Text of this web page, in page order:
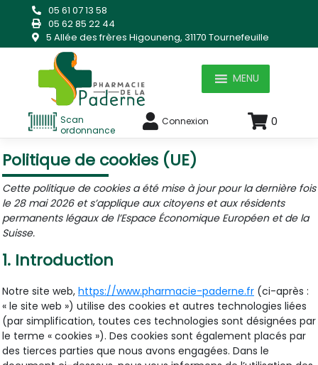
05 61 07 13 58
05 62 85 22 44
5 Allée des frères Higouneng, 31170 Tournefeuille
MENU
Scan
ordonnance
Connexion 0
Politique de cookies (UE)
Cette politique de cookies a été mise à jour pour la dernière fois
le 28 mai 2026 et s’applique aux citoyens et aux résidents
permanents légaux de l’Espace Économique Européen et de la
Suisse.
1. Introduction
Notre site web, https://www.pharmacie-paderne.fr (ci-après :
« le site web ») utilise des cookies et autres technologies liées
(par simplification, toutes ces technologies sont désignées par
le terme « cookies »). Des cookies sont également placés par
des tierces parties que nous avons engagées. Dans le